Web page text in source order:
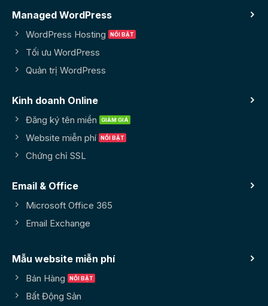
Managed WordPress
WordPress Hosting
Tối ưu WordPress
Quản trị WordPress
Kinh doanh Online
Đăng ký tên miền
Website miễn phí
Chứng chỉ SSL
Email & Office
Microsoft Office 365
Email Exchange
Mẫu website miễn phí
Bán Hàng
Bất Động Sản